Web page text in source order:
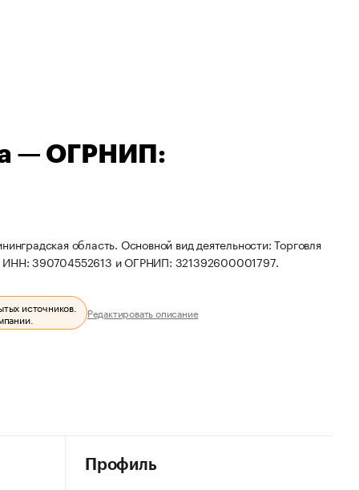
— ОГРНИП:
область. Основной вид деятельности: Торговля
ИНН: 390704552613 и ОГРНИП: 321392600001797.
источников.
Редактировать описание
Профиль